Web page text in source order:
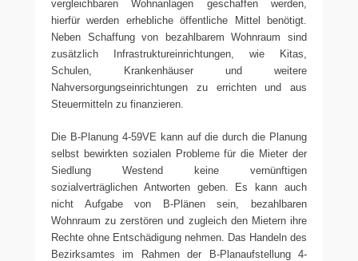
vergleichbaren Wohnanlagen geschaffen werden,
hierfür werden erhebliche öffentliche Mittel benötigt.
Neben Schaffung von bezahlbarem Wohnraum sind
zusätzlich Infrastruktureinrichtungen, wie Kitas,
Schulen, Krankenhäuser und weitere
Nahversorgungseinrichtungen zu errichten und aus
Steuermitteln zu finanzieren.
Die B-Planung 4-59VE kann auf die durch die Planung
selbst bewirkten sozialen Probleme für die Mieter der
Siedlung Westend keine vernünftigen
sozialverträglichen Antworten geben. Es kann auch
nicht Aufgabe von B-Plänen sein, bezahlbaren
Wohnraum zu zerstören und zugleich den Mietern ihre
Rechte ohne Entschädigung nehmen. Das Handeln des
Bezirksamtes im Rahmen der B-Planaufstellung 4-